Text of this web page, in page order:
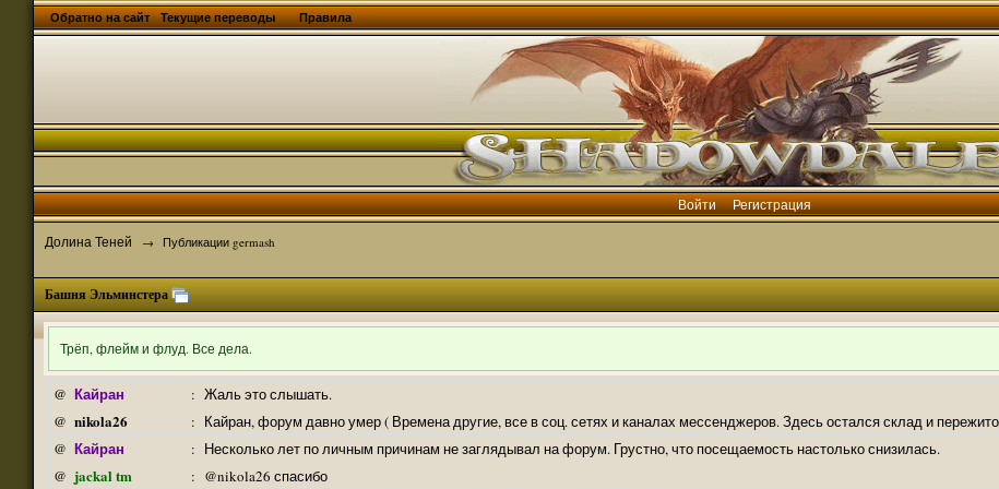
Обратно на сайт Текущие переводы Правила
Войти Регистрация
Долина Теней → Публикации germash
Башня Эльминстера
Трёп, флейм и флуд. Все дела.
@ Кайран : Жаль это слышать.
@ nikola26 : Кайран, форум давно умер ( Времена другие, все в соц. сетях и каналах мессенджеров. Здесь остался склад и
@ Кайран : Несколько лет по личным причинам не заглядывал на форум. Грустно, что посещаемость настолько снизилась.
@ jackal tm : @nikola26 спасибо